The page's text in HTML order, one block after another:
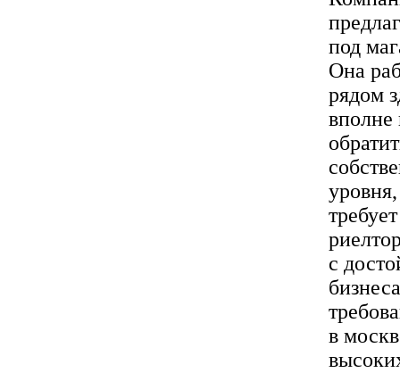
под
Она
рядом
вполне
с
в